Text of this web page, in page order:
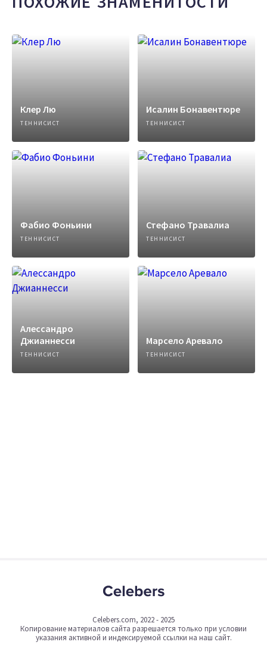
Клер Лю
ТЕННИСИСТ
Исалин Бонавентюре
ТЕННИСИСТ
Фабио Фоньини
ТЕННИСИСТ
Стефано Травалиа
ТЕННИСИСТ
Алессандро
Джианнесси
ТЕННИСИСТ
Марсело Аревало
ТЕННИСИСТ
Celebers.com, 2022 - 2025
Копирование материалов сайта разрешается только при условии
указания активной и индексируемой ссылки на наш сайт.